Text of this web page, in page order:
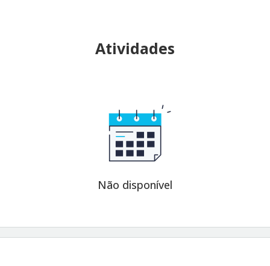
Atividades
Não disponível